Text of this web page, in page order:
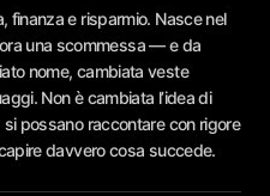
finanza e risparmio. Nasce nel
una scommessa — e da
nome, cambiata veste
Non è cambiata l’idea di
si possano raccontare con rigore
davvero cosa succede.